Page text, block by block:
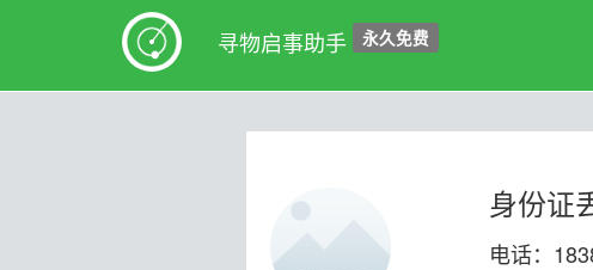
寻物启事助手 永久免费
身份证
电话：